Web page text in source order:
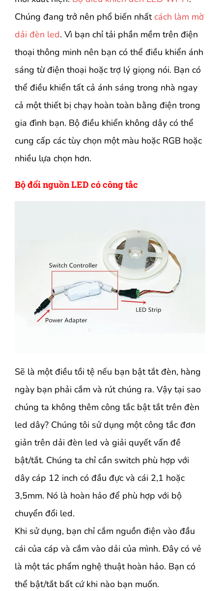
Chúng đang trở nên phổ biến nhấtcách làm mờ
dải đèn led. Vì bạn chỉ tải phần mềm trên điện
thoại thông minh nên bạn có thể điều khiển ánh
sáng từ điện thoại hoặc trợ lý giọng nói. Bạn có
thể điều khiển tất cả ánh sáng trong nhà ngay
cả một thiết bị chạy hoàn toàn bằng điện trong
gia đình bạn. Bộ điều khiển không dây có thể
cung cấp các tùy chọn một màu hoặc RGB hoặc
nhiều lựa chọn hơn.
Bộ đổi nguồn LED có công tắc
Sẽ là một điều tồi tệ nếu bạn bật tắt đèn, hàng
ngày bạn phải cắm và rút chúng ra. Vậy tại sao
chúng ta không thêm công tắc bật tắt trên đèn
led dây? Chúng tôi sử dụng một công tắc đơn
giản trên dải đèn led và giải quyết vấn đề
bật/tắt. Chúng ta chỉ cần switch phù hợp với
dây cáp 12 inch có đầu đực và cái 2,1 hoặc
3,5mm. Nó là hoàn hảo để phù hợp với bộ
chuyển đổi led.
Khi sử dụng, bạn chỉ cắm nguồn điện vào đầu
cái của cáp và cắm vào dải của mình. Đây có vẻ
là một tác phẩm nghệ thuật hoàn hảo. Bạn có
thể bật/tắt bất cứ khi nào bạn muốn.